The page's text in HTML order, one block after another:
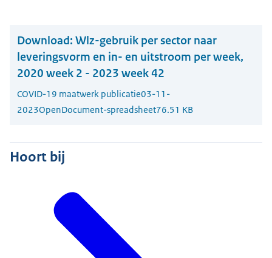
Download: Wlz-gebruik per sector naar
leveringsvorm en in- en uitstroom per week,
2020 week 2 - 2023 week 42
COVID-19 maatwerk publicatie03-11-
2023OpenDocument-spreadsheet76.51 KB
Hoort bij